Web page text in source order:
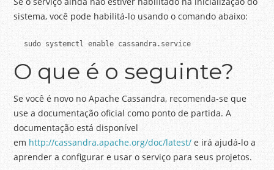
sistema, você pode habilitá-lo usando o comando abaixo:
sudo systemctl enable cassandra.service
O que é o seguinte?
Se você é novo no Apache Cassandra, recomenda-se que
use a documentação oficial como ponto de partida. A
documentação está disponível
em http://cassandra.apache.org/doc/latest/ e irá ajudá-lo a
aprender a configurar e usar o serviço para seus projetos.